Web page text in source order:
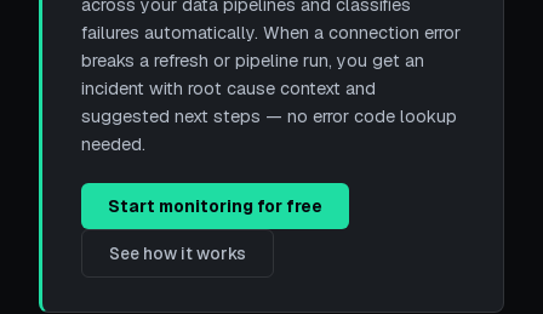
across your data pipelines and classifies
failures automatically. When a connection error
breaks a refresh or pipeline run, you get an
incident with root cause context and
suggested next steps — no error code lookup
needed.
Start monitoring for free
See how it works